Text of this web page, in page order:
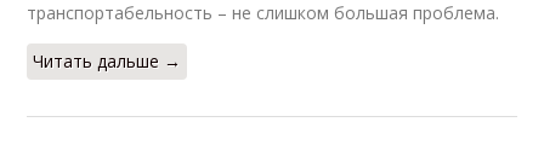
транспортабельность – не слишком большая проблема.
Читать дальше →